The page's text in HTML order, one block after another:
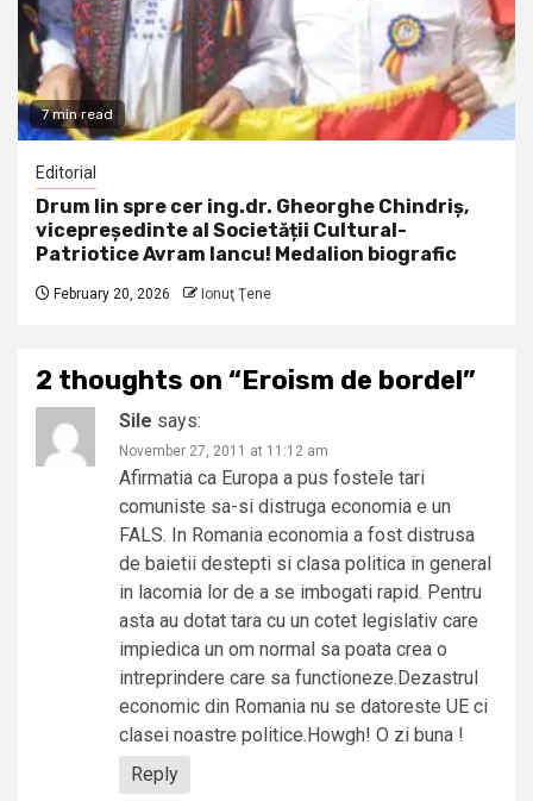
7 min read
Editorial
Drum lin spre cer ing.dr. Gheorghe Chindriș,
vicepreședinte al Societății Cultural-
Patriotice Avram Iancu! Medalion biografic
February 20, 2026 Ionuţ Ţene
2 thoughts on “Eroism de bordel”
Sile says:
November 27, 2011 at 11:12 am
Afirmatia ca Europa a pus fostele tari
comuniste sa-si distruga economia e un
FALS. In Romania economia a fost distrusa
de baietii destepti si clasa politica in general
in lacomia lor de a se imbogati rapid. Pentru
asta au dotat tara cu un cotet legislativ care
impiedica un om normal sa poata crea o
intreprindere care sa functioneze.Dezastrul
economic din Romania nu se datoreste UE ci
clasei noastre politice.Howgh! O zi buna !
Reply